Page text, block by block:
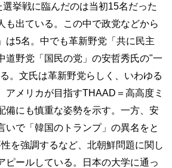
挙戦に臨んだのは当初15名だった
も出ている。この中で政党などから
は5名。中でも革新野党「共に民主
道野党「国民の党」の安哲秀氏の"一
。文氏は革新野党らしく、いわゆる
アメリカが目指すTHAAD＝高高度ミ
備にも慎重な姿勢を示す。一方、安
いで「韓国のトランプ」の異名をと
を強調するなど、北朝鮮問題に関し
ピールしている。日本の大学に通っ